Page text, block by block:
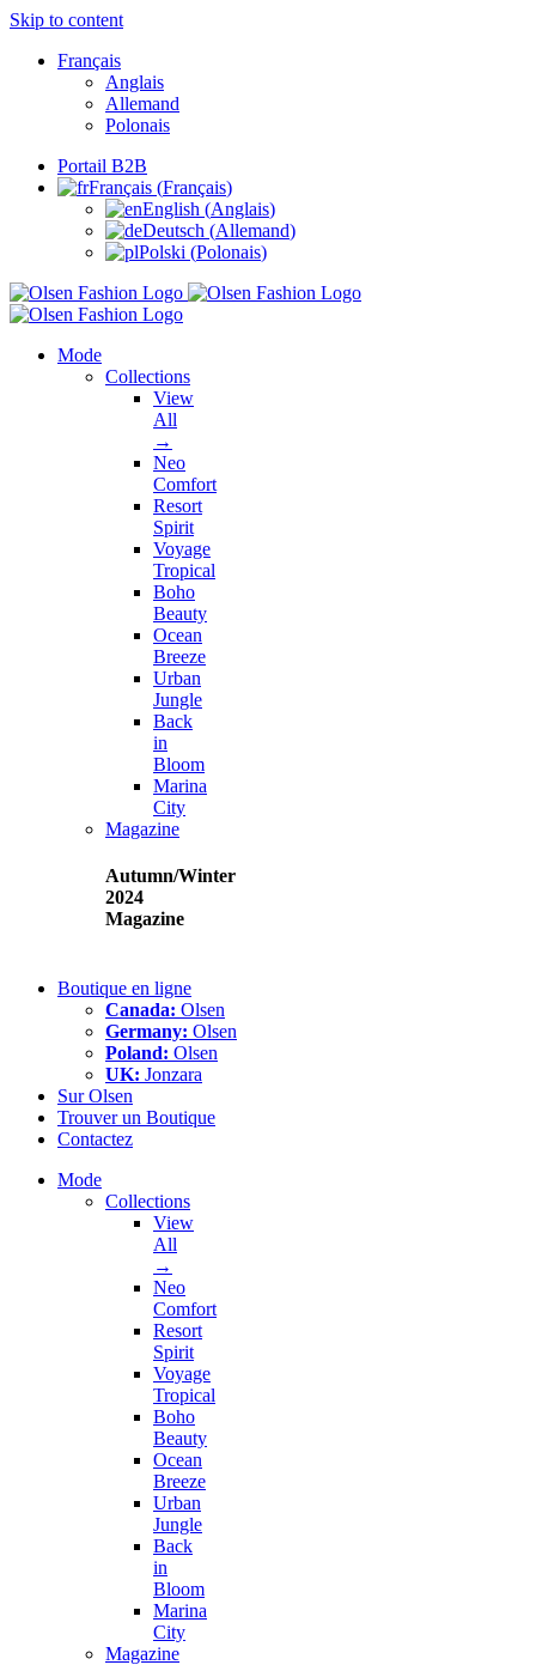
Skip to content
Français
Anglais
Allemand
Polonais
Portail B2B
Français (Français)
English (Anglais)
Deutsch (Allemand)
Polski (Polonais)
Mode
Collections
View
All
→
Neo
Comfort
Resort
Spirit
Voyage
Tropical
Boho
Beauty
Ocean
Breeze
Urban
Jungle
Back
in
Bloom
Marina
City
Magazine
Autumn/Winter
2024
Magazine
Boutique en ligne
Canada: Olsen
Germany: Olsen
Poland: Olsen
UK: Jonzara
Sur Olsen
Trouver un Boutique
Contactez
Mode
Collections
View
All
→
Neo
Comfort
Resort
Spirit
Voyage
Tropical
Boho
Beauty
Ocean
Breeze
Urban
Jungle
Back
in
Bloom
Marina
City
Magazine